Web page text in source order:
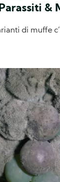
&
di muffe